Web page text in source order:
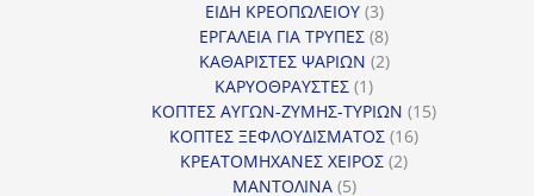
ΕΙΔΗ ΚΡΕΟΠΩΛΕΙΟΥ 33
προϊόντα
ΕΡΓΑΛΕΙΑ ΓΙΑ ΤΡΥΠΕΣ 88
προϊόντα
ΚΑΘΑΡΙΣΤΕΣ ΨΑΡΙΩΝ 22
ΚΑΡΥΟΘΡΑΥΣΤΕΣ 11
προϊόν
ΚΟΠΤΕΣ ΑΥΓΩΝ-ΖΥΜΗΣ-ΤΥΡΙΩΝ 1515
ΚΟΠΤΕΣ ΞΕΦΛΟΥΔΙΣΜΑΤΟΣ 1616
ΚΡΕΑΤΟΜΗΧΑΝΕΣ ΧΕΙΡΟΣ 22
ΜΑΝΤΟΛΙΝΑ 55